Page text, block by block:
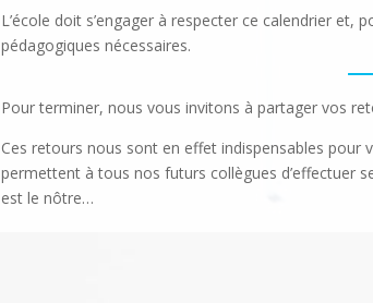
L’école doit s’engager à respecter ce calendrier
pédagogiques nécessaires.
Pour terminer, nous vous invitons à partager vos
Ces retours nous sont en effet indispensables pour
permettent à tous nos futurs collègues d’effectuer
est le nôtre…